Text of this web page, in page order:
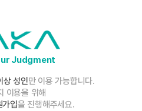
Judgment
상 성인만 이용 가능합니다.
이용을 위해
가입을 진행해주세요.